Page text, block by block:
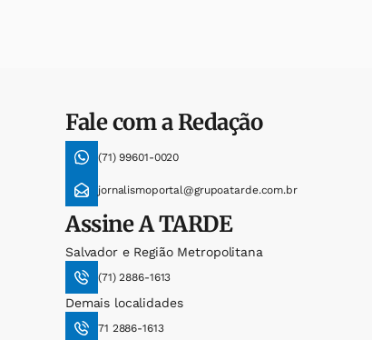
Fale com a Redação
(71) 99601-0020
jornalismoportal@grupoatarde.com.br
AssineA TARDE
Salvador e Região Metropolitana
(71) 2886-1613
Demais localidades
71 2886-1613